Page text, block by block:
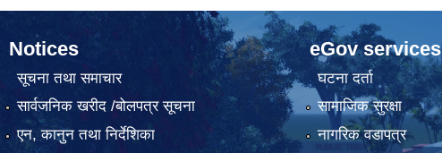
Notices
सूचना तथा समाचार
सार्वजनिक खरीद /बोलपत्र सूचना
एन, कानुन तथा निर्देशिका
eGov services
घटना दर्ता
सामाजिक सुरक्षा
नागरिक वडापत्र